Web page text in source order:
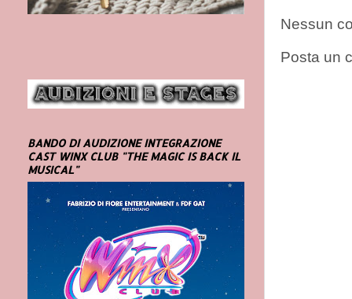
Nessun
Posta un
BANDO DI AUDIZIONE INTEGRAZIONE
CAST WINX CLUB "THE MAGIC IS BACK IL
MUSICAL"